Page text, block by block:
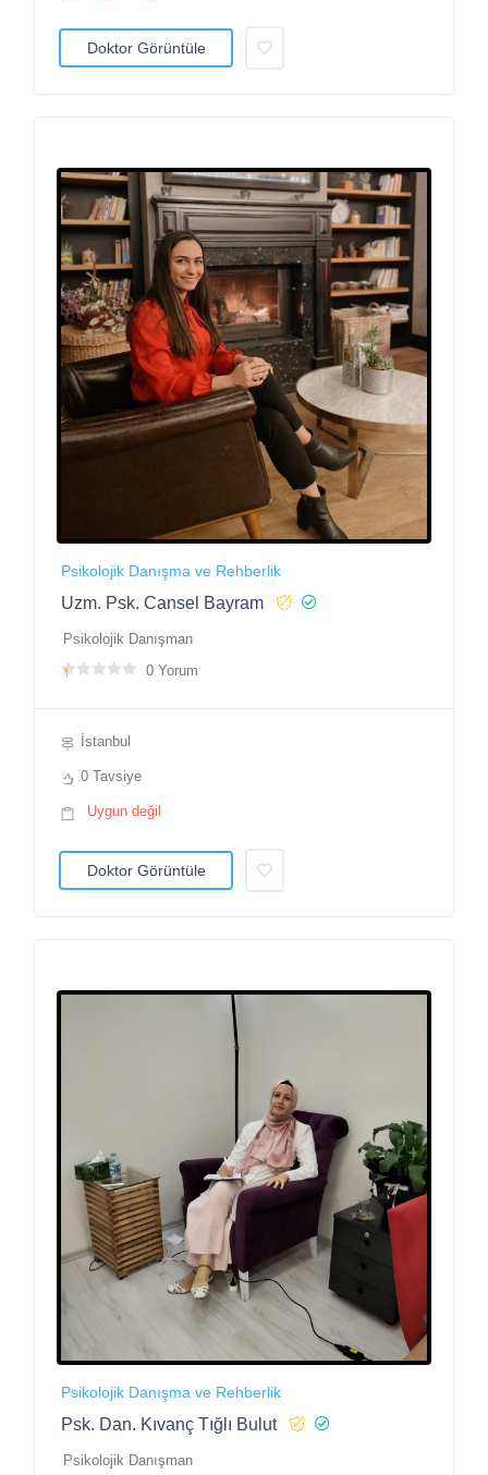
Doktor Görüntüle
Psikolojik Danışma ve Rehberlik
Uzm. Psk. Cansel Bayram
Psikolojik Danışman
0 Yorum
İstanbul
0 Tavsiye
Uygun değil
Doktor Görüntüle
Psikolojik Danışma ve Rehberlik
Psk. Dan. Kıvanç Tığlı Bulut
Psikolojik Danışman